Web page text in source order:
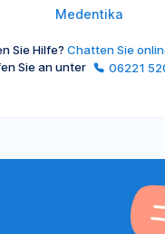
Medentika
Sie Hilfe? Chatten Sie
Sie an unter
06221